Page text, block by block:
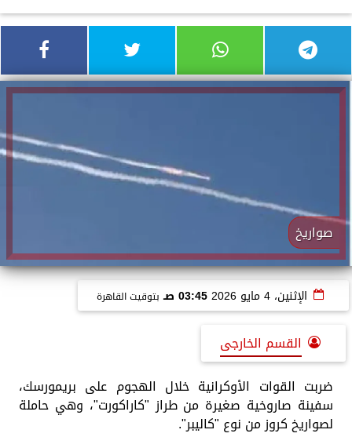
صواريخ
الإثنين، 4 مايو 2026 03:45 صـ بتوقيت القاهرة
القسم الخارجى
ضربت القوات الأوكرانية خلال الهجوم على بريمورسك،
سفينة صاروخية صغيرة من طراز "كاراكورت"، وهي حاملة
لصواريخ كروز من نوع "كاليبر".